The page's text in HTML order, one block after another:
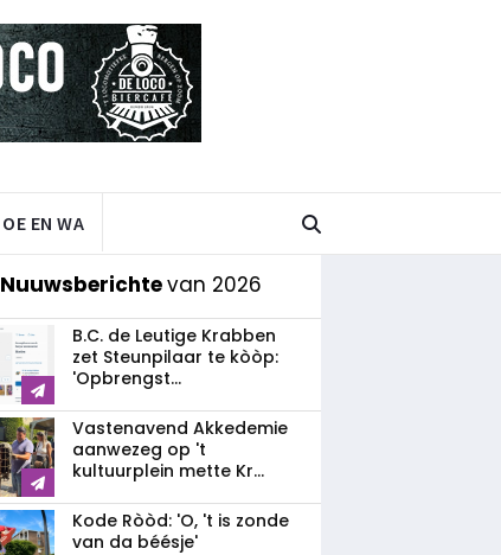
OE EN WA
Nuuwsberichtevan 2026
B.C. de Leutige Krabben
zet Steunpilaar te kòòp:
'Opbrengst...
Vastenavend Akkedemie
aanwezeg op 't
kultuurplein mette Kr...
Kode Ròòd: 'O, 't is zonde
van da béésje'